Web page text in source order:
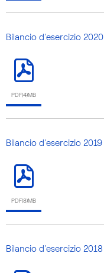
Bilancio d'esercizio 2020
PDF(4)MB
Bilancio d'esercizio 2019
PDF(8)MB
Bilancio d'esercizio 2018